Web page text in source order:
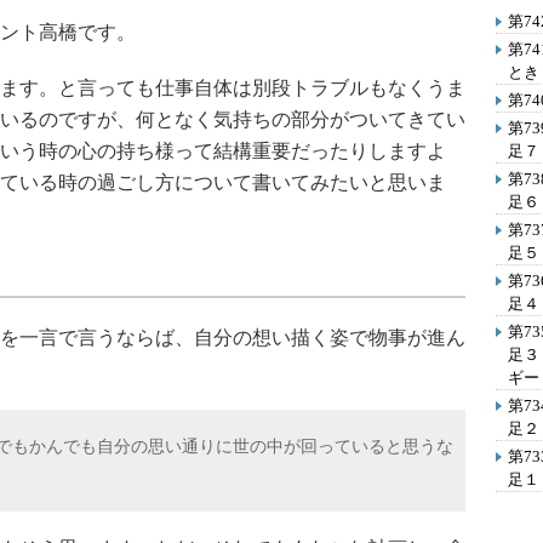
ト高橋です。
。と言っても仕事自体は別段トラブルもなくうま
るのですが、何となく気持ちの部分がついてきてい
う時の心の持ち様って結構重要だったりしますよ
いる時の過ごし方について書いてみたいと思いま
言で言うならば、自分の想い描く姿で物事が進ん
もかんでも自分の思い通りに世の中が回っていると思うな
第
第
とき
第
第
足
第
足
第
足
第
足
第
足
ギー
第
足２
第
足